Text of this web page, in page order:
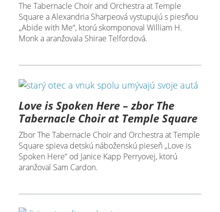
The Tabernacle Choir and Orchestra at Temple
Square a Alexandria Sharpeová vystupujú s piesňou
„Abide with Me“, ktorú skomponoval William H.
Monk a aranžovala Shirae Telfordová.
Love is Spoken Here – zbor The
Tabernacle Choir at Temple Square
Zbor The Tabernacle Choir and Orchestra at Temple
Square spieva detskú náboženskú pieseň „Love is
Spoken Here“ od Janice Kapp Perryovej, ktorú
aranžoval Sam Cardon.